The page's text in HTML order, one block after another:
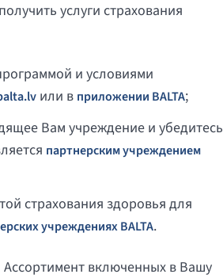
услуги страхования
и условиями
или в приложении BALTA;
Вам учреждение и убедитесь
партнерским учреждением
страхования здоровья для
учреждениях BALTA.
Ассортимент включенных в Вашу